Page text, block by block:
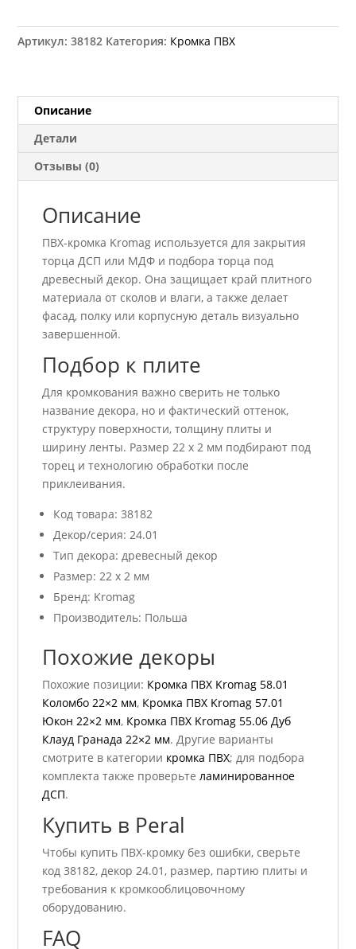
24.01
Артикул:38182 Категория: Кромка ПВХ
Описание
Детали
Отзывы (0)
Описание
ПВХ-кромка Kromag используется для закрытия
торца ДСП или МДФ и подбора торца под
древесный декор. Она защищает край плитного
материала от сколов и влаги, а также делает
фасад, полку или корпусную деталь визуально
завершенной.
Подбор к плите
Для кромкования важно сверить не только
название декора, но и фактический оттенок,
структуру поверхности, толщину плиты и
ширину ленты. Размер 22 x 2 мм подбирают под
торец и технологию обработки после
приклеивания.
Код товара: 38182
Декор/серия: 24.01
Тип декора: древесный декор
Размер: 22 x 2 мм
Бренд: Kromag
Производитель: Польша
Похожие декоры
Похожие позиции: Кромка ПВХ Kromag 58.01
Коломбо 22×2 мм, Кромка ПВХ Kromag 57.01
Юкон 22×2 мм, Кромка ПВХ Kromag 55.06 Дуб
Клауд Гранада 22×2 мм. Другие варианты
смотрите в категории кромка ПВХ; для подбора
комплекта также проверьтеламинированное
ДСП.
Купить в Peral
Чтобы купить ПВХ-кромку без ошибки, сверьте
код 38182, декор 24.01, размер, партию плиты и
требования к кромкооблицовочному
оборудованию.
FAQ